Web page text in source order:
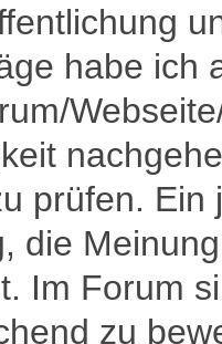
habe ich
prüfen.
die
Im Forum
zu